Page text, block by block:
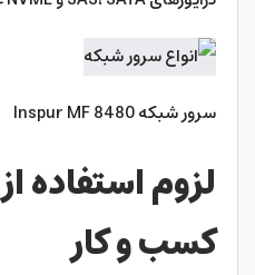
سرور شبکه Inspur MF 8480
لزوم استفاده
کسب و کار